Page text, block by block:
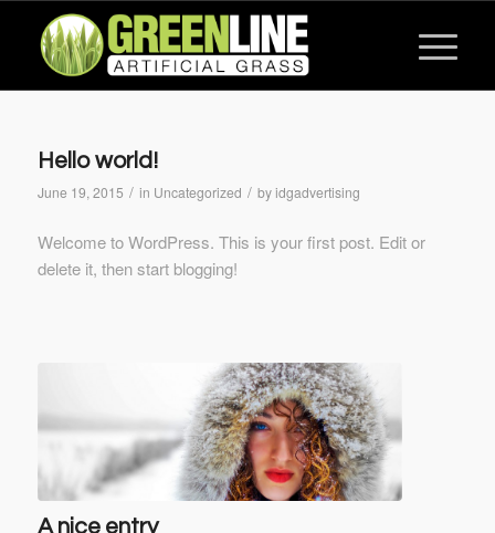
Hello world!
June 19, 2015 / in Uncategorized / byidgadvertising
Welcome to WordPress. This is your first post. Edit or
delete it, then start blogging!
A nice entry